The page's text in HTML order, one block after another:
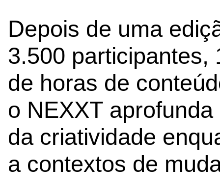
Depois de uma
3.500 participantes,
de horas de
o NEXXT
da criatividade
a contextos de